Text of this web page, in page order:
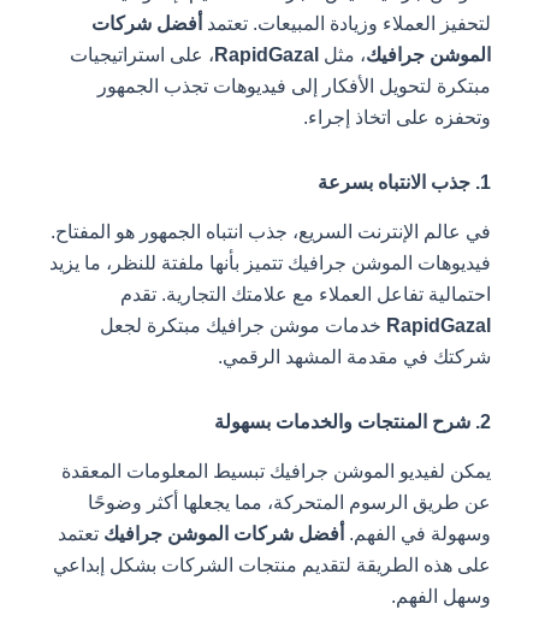
لتحفيز العملاء وزيادة المبيعات. تعتمدأفضل شركات
الموشن جرافيك، مثلRapidGazal، على استراتيجيات
مبتكرة لتحويل الأفكار إلى فيديوهات تجذب الجمهور
وتحفزه على اتخاذ إجراء.
في عالم الإنترنت السريع، جذب انتباه الجمهور هو المفتاح.
فيديوهات الموشن جرافيك تتميز بأنها ملفتة للنظر، ما يزيد
احتمالية تفاعل العملاء مع علامتك التجارية. تقدم
RapidGazalخدمات موشن جرافيك مبتكرة لجعل
شركتك في مقدمة المشهد الرقمي.
يمكن لفيديو الموشن جرافيك تبسيط المعلومات المعقدة
عن طريق الرسوم المتحركة، مما يجعلها أكثر وضوحًا
وسهولة في الفهم.أفضل شركات الموشن جرافيكتعتمد
على هذه الطريقة لتقديم منتجات الشركات بشكل إبداعي
وسهل الفهم.